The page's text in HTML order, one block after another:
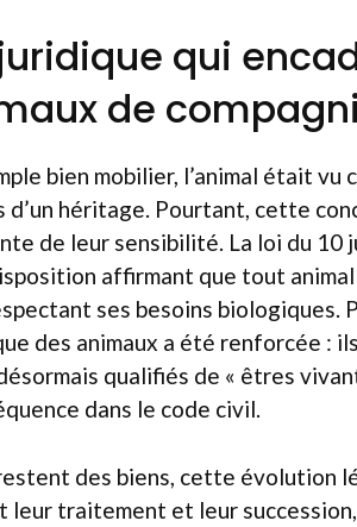
qui
de
bien mobilier, l’animal était vu
d’un héritage. Pourtant, cette
de leur sensibilité. La loi du 10
affirmant que tout
ses besoins biologiques.
des animaux a été renforcée :
qualifiés de « êtres
dans le code civil.
des biens, cette évolution
leur traitement et leur